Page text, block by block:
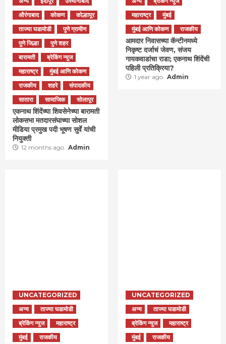
औरंगाबाद
कोकण
कोल्हापूर
ताज्या घडामोडी
पुणे ग्रामीण
पुणे जिल्हा
पुणे शहर
बारामती
ब्रेकिंग न्युज
महाराष्ट्र
मुंबई आणि कोकण
राजकीय
शहरे
संपादकीय
सातारा
सामाजिक सोलापूर
एकनाथ शिंदेंच्या शिवसेनेच्या बारामती
लोकसभा मतदारसंघाच्या सोशल
मीडिया प्रमुख पदी भूषण सुर्वे यांची
नियुक्ती
12 months ago Admin
महाराष्ट्र
मुंबई
मुंबई आणि कोकण
राजकीय
आमदार निवासच्या कॅन्टीनमध्ये
निकृष्ट दर्जाचं जेवण, संजय
गायकवाडांचा राडा; एकनाथ शिंदेंची
पहिली प्रतिक्रिया?
1 year ago Admin
UNCATEGORIZED
अन्य
ताज्या घडामोडी
ब्रेकिंग न्युज
महाराष्ट्र
मुंबई
राजकीय
UNCATEGORIZED
अन्य
ताज्या घडामोडी
ब्रेकिंग न्युज
महाराष्ट्र
मुंबई
राजकीय